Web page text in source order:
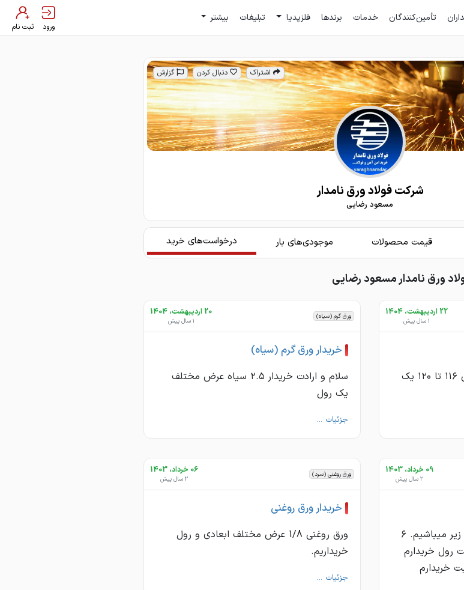
تأمین‌کنندگان خدمات برندها فلزپدیا تبلیغات بیشتر
ورود ثبت نام
اشتراک دنبال کردن گزارش
شركت فولاد ورق نامدار
مسعود رضایی
قیمت محصولات موجودی‌های بار درخواست‌های خرید
ورق نامدار مسعود رضایی
22 اردیبهشت، 1404
1 سال پیش
خریدار ۲.۵ سیاه یا اسید عرض ۱۱۶ تا ۱۲۰ یک
ورق گرم (سیاه) 20 اردیبهشت، 1404
1 سال پیش
خریدار ورق گرم (سیاه)
سلام و ارادت خریدار ۲.۵ سیاه عرض مختلف
یک رول
جزئیات ...
09 خرداد، 1403
2 سال پیش
خریدار ورق سیاه با مشخصات زیر میباشیم. ۶
خریدارم
ورق روغنی (سرد) 06 خرداد، 1403
2 سال پیش
خریدار ورق روغنی
ورق روغنی 1/8 عرض مختلف ابعادی و رول
خریداریم.
جزئیات ...